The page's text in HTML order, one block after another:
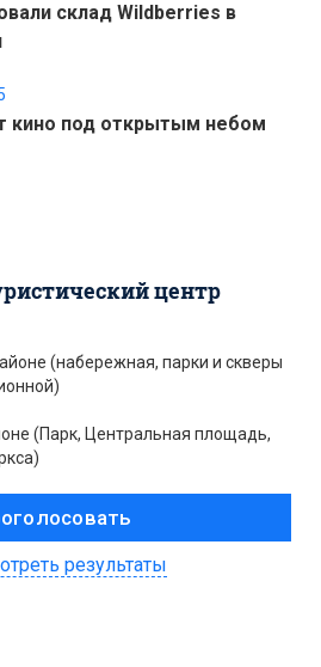
склад Wildberries в
кино под открытым небом
центр
(набережная, парки и скверы
(Парк, Центральная площадь,
результаты